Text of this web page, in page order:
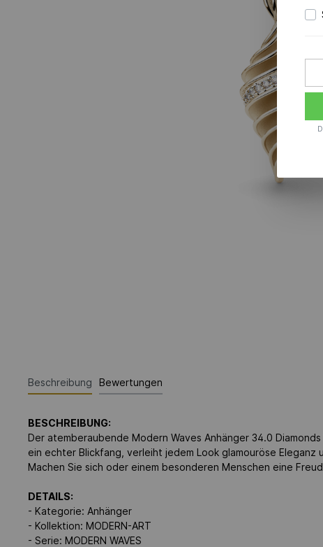
Beschreibung Bewertungen
BESCHREIBUNG:
Der atemberaubende Modern Waves Anhänger 34.0
ein echter Blickfang, verleiht jedem Look glamouröse Eleganz
Machen Sie sich oder einem besonderen Menschen eine
DETAILS:
- Kategorie: Anhänger
- Kollektion: MODERN-ART
- Serie: MODERN WAVES